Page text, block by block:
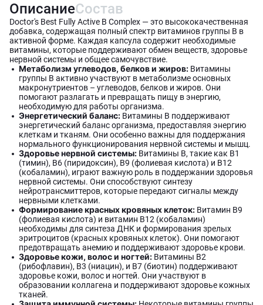
ОписаниеСостав
Doctor's Best Fully Active B Complex — это высококачественная
добавка, содержащая полный спектр витаминов группы B в
активной форме. Каждая капсула содержит необходимые
витамины, которые поддерживают обмен веществ, здоровье
нервной системы и общее самочувствие.
Метаболизм углеводов, белков и жиров: Витамины
группы B активно участвуют в метаболизме основных
макронутриентов – углеводов, белков и жиров. Они
помогают разлагать и превращать пищу в энергию,
необходимую для работы организма.
Энергетический баланс: Витамины B поддерживают
энергетический баланс организма, предоставляя энергию
клеткам и тканям. Они особенно важны для поддержания
нормального функционирования нервной системы и мышц.
Здоровье нервной системы: Витамины B, такие как B1
(тимин), B6 (пиридоксин), B9 (фолиевая кислота) и B12
(кобаламин), играют важную роль в поддержании здоровья
нервной системы. Они способствуют синтезу
нейротрансмиттеров, которые передают сигналы между
нервными клетками.
Формирование красных кровяных клеток: Витамин B9
(фолиевая кислота) и витамин B12 (кобаламин)
необходимы для синтеза ДНК и формирования зрелых
эритроцитов (красных кровяных клеток). Они помогают
предотвращать анемию и поддерживают здоровье крови.
Здоровье кожи, волос и ногтей: Витамины B2
(рибофлавин), B3 (ниацин), и B7 (биотин) поддерживают
здоровье кожи, волос и ногтей. Они участвуют в
образовании коллагена и поддерживают здоровье кожных
тканей.